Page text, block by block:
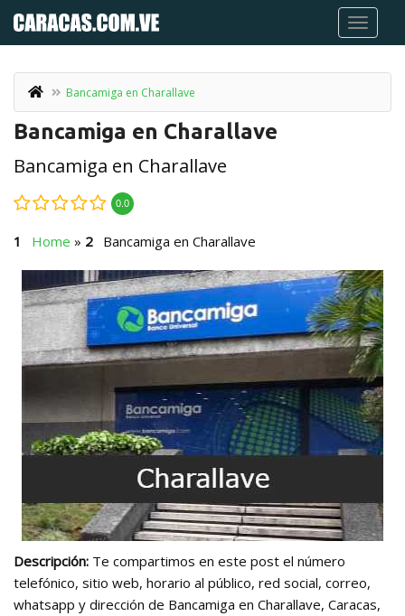
Bancamiga en Charallave
Bancamiga en Charallave
Bancamiga en Charallave
0.0
Home » Bancamiga en Charallave
Descripción: Te compartimos en este post el número
telefónico, sitio web, horario al público, red social, correo,
whatsapp y dirección de Bancamiga en Charallave, Caracas,